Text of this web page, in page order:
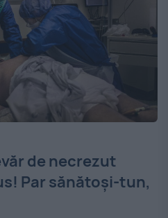
de necrezut
Par sănătoși-tun,